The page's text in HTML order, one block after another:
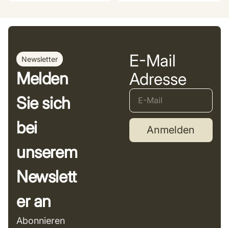
Newsletter
Melden
Sie sich
bei
unserem
Newslett
er an
Abonnieren
E-Mail
Adresse
Anmelden